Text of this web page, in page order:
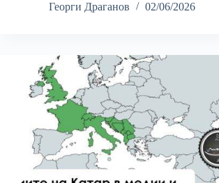
Георги Драганов
02/06/2026